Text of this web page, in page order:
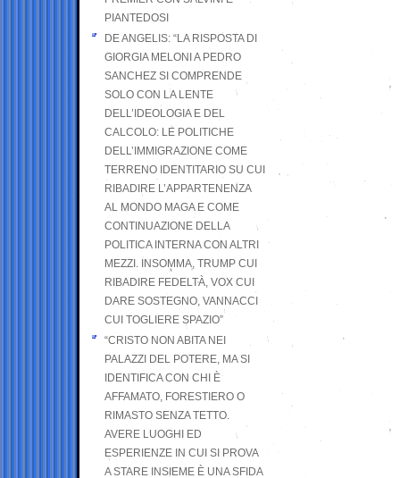
PIANTEDOSI
DE ANGELIS: “LA RISPOSTA DI
GIORGIA MELONI A PEDRO
SANCHEZ SI COMPRENDE
SOLO CON LA LENTE
DELL’IDEOLOGIA E DEL
CALCOLO: LE POLITICHE
DELL’IMMIGRAZIONE COME
TERRENO IDENTITARIO SU CUI
RIBADIRE L’APPARTENENZA
AL MONDO MAGA E COME
CONTINUAZIONE DELLA
POLITICA INTERNA CON ALTRI
MEZZI. INSOMMA, TRUMP CUI
RIBADIRE FEDELTÀ, VOX CUI
DARE SOSTEGNO, VANNACCI
CUI TOGLIERE SPAZIO”
“CRISTO NON ABITA NEI
PALAZZI DEL POTERE, MA SI
IDENTIFICA CON CHI È
AFFAMATO, FORESTIERO O
RIMASTO SENZA TETTO.
AVERE LUOGHI ED
ESPERIENZE IN CUI SI PROVA
A STARE INSIEME È UNA SFIDA